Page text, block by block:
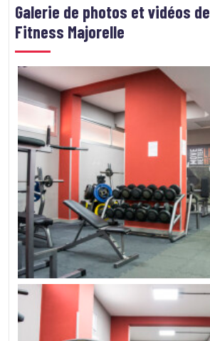
Galerie de photos et vidéos de
Fitness Majorelle